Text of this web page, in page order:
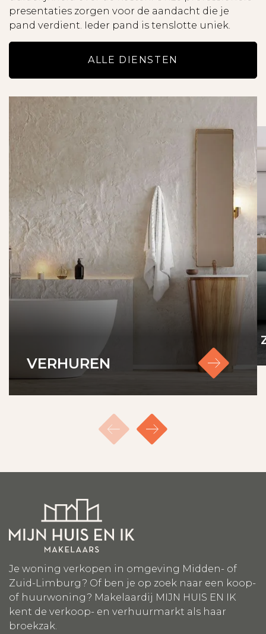
wel de gevolgen daarvan.
- Alle opgegeven maten en oppervlakten zijn
indicatief en hieraan kunnen geen rechten
- Lees de brochure zorgvuldig door, met name
ook de uitsplitsing van de huur en de totale huur
- Alle potentiële huurders worden uitgebreide
gescreend uit op onder andere
kredietwaardigheid en inkomstentoets.
presentaties zorgen voor de aandacht die je
pand verdient. Ieder pand is tenslotte uniek.
ALLE DIENSTEN
VERHUREN
Je woning verkopen in omgeving Midden- of
Zuid-Limburg? Of ben je op zoek naar een koop-
of huurwoning? Makelaardij MIJN HUIS EN IK
kent de verkoop- en verhuurmarkt als haar
broekzak.